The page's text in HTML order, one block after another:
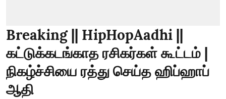
Breaking || HipHopAadhi ||
கட்டுக்கடங்காத ரசிகர்கள் கூட்டம் |
நிகழ்ச்சியை ரத்து செய்த ஹிப்ஹாப்
ஆதி